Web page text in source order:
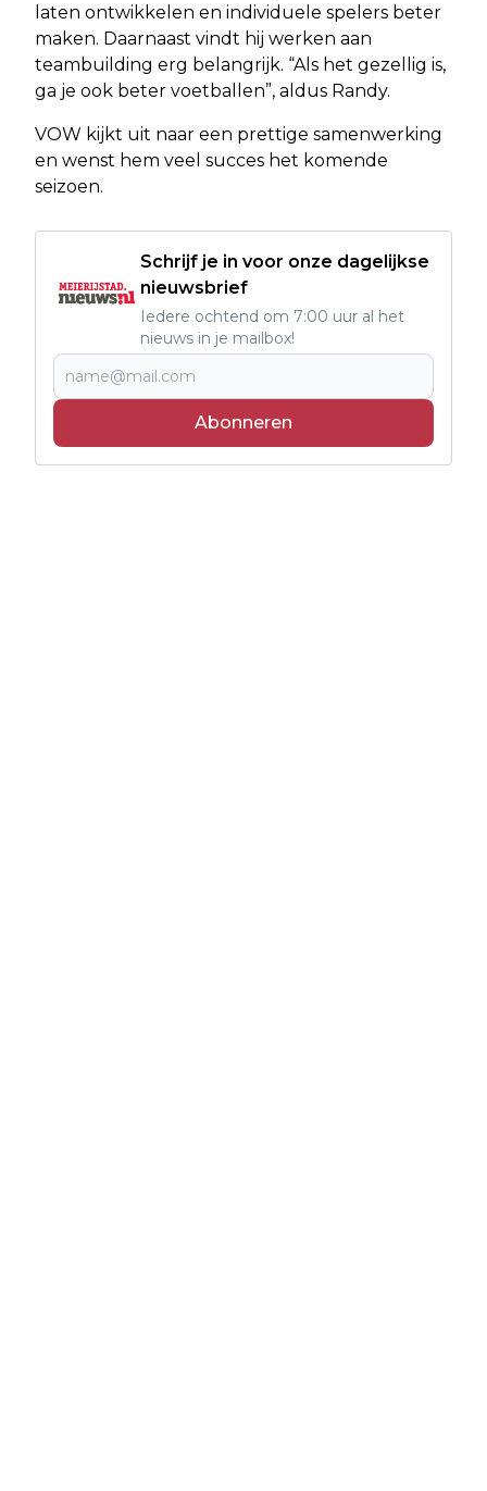
laten ontwikkelen en individuele spelers beter
maken. Daarnaast vindt hij werken aan
teambuilding erg belangrijk. “Als het gezellig is,
ga je ook beter voetballen”, aldus Randy.
VOW kijkt uit naar een prettige samenwerking
en wenst hem veel succes het komende
seizoen.
Schrijf je in voor onze dagelijkse
nieuwsbrief
Iedere ochtend om 7:00 uur al het
nieuws in je mailbox!
Abonneren